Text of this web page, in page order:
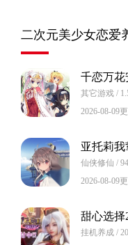
二次元美少女恋爱
千恋万花
其它游戏 /
2026-08-09
亚托莉我
仙侠修仙 /
2026-08-09
甜心选择
挂机养成 /